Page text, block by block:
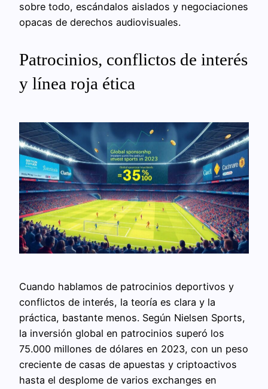
sobre todo, escándalos aislados y negociaciones
opacas de derechos audiovisuales.
Patrocinios, conflictos de interés
y línea roja ética
Cuando hablamos de patrocinios deportivos y
conflictos de interés, la teoría es clara y la
práctica, bastante menos. Según Nielsen Sports,
la inversión global en patrocinios superó los
75.000 millones de dólares en 2023, con un peso
creciente de casas de apuestas y criptoactivos
hasta el desplome de varios exchanges en